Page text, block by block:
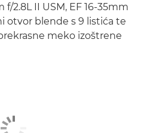
2.8L II USM, EF 16-35mm
otvor blende s 9 listića te
meko izoštrene